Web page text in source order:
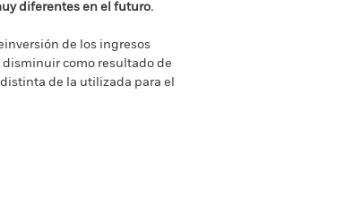
diferentes en el futuro.
de los ingresos
como resultado de
de la utilizada para el